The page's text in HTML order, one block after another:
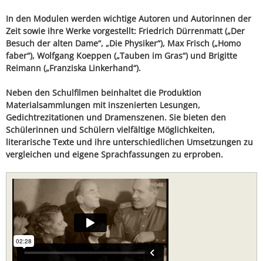
In den Modulen werden wichtige Autoren und Autorinnen der
Zeit sowie ihre Werke vorgestellt: Friedrich Dürrenmatt („Der
Besuch der alten Dame“, „Die Physiker“), Max Frisch („Homo
faber“), Wolfgang Koeppen („Tauben im Gras“) und Brigitte
Reimann („Franziska Linkerhand“).
Neben den Schulfilmen beinhaltet die Produktion
Materialsammlungen mit inszenierten Lesungen,
Gedichtrezitationen und Dramenszenen. Sie bieten den
Schülerinnen und Schülern vielfältige Möglichkeiten,
literarische Texte und ihre unterschiedlichen Umsetzungen zu
vergleichen und eigene Sprachfassungen zu erproben.